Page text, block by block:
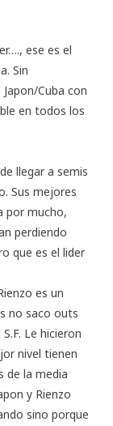
ese es el
Sin
Cuba con
en todos los
llegar a semis
Sus mejores
por mucho,
perdiendo
que es el lider
es un
no saco outs
Le hicieron
nivel tienen
de la media
y Rienzo
sino porque